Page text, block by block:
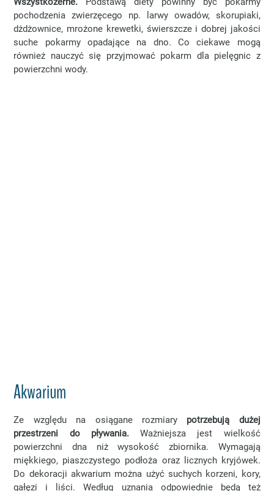
pochodzenia zwierzęcego np. larwy owadów, skorupiaki,
dżdżownice, mrożone krewetki, świerszcze i dobrej jakości
suche pokarmy opadające na dno. Co ciekawe mogą
również nauczyć się przyjmować pokarm dla pielęgnic z
powierzchni wody.
Akwarium
Ze względu na osiągane rozmiary potrzebują dużej
przestrzeni do pływania.Ważniejsza jest wielkość
powierzchni dna niż wysokość zbiornika. Wymagają
miękkiego, piaszczystego podłoża oraz licznych kryjówek.
Do dekoracji akwarium można użyć suchych korzeni, kory,
gałęzi i liści. Według uznania odpowiednie będą też